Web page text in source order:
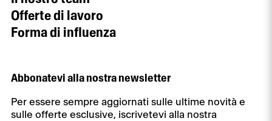
Offerte di lavoro
Forma di influenza
Abbonatevi alla nostra newsletter
Per essere sempre aggiornati sulle ultime novità e
sulle offerte esclusive, iscrivetevi alla nostra